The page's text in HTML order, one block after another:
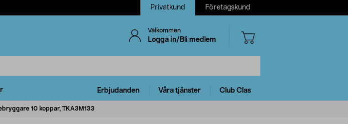
Privatkund Företagskund
Välkommen
Logga in/Bli medlem
Erbjudanden Våra tjänster Club Clas
10 koppar, TKA3M133